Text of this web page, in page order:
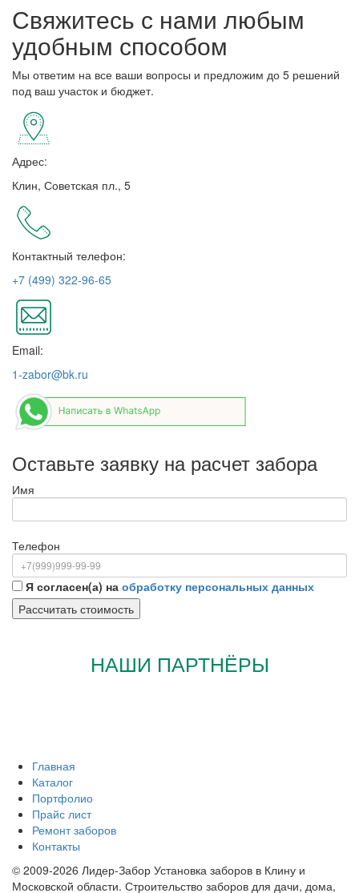
Свяжитесь с нами любым
удобным способом
Мы ответим на все ваши вопросы и предложим до 5 решений
под ваш участок и бюджет.
Адрес:
Клин, Советская пл., 5
Контактный телефон:
+7 (499) 322-96-65
Email:
1-zabor@bk.ru
Оставьте заявку на расчет забора
Имя
Телефон
Я согласен(а) на обработку персональных данных
НАШИ ПАРТНЁРЫ
Главная
Каталог
Портфолио
Прайс лист
Ремонт заборов
Контакты
© 2009-2026 Лидер-Забор Установка заборов в Клину и
Московской области. Строительство заборов для дачи, дома,